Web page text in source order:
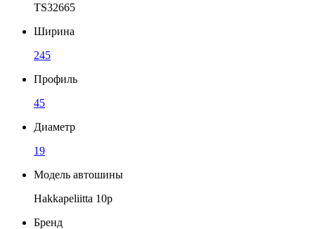
TS32665
Ширина
245
Профиль
45
Диаметр
19
Модель автошины
Hakkapeliitta 10р
Бренд